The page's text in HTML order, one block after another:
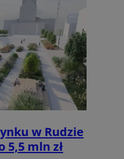
w Rudzie
5,5 mln zł